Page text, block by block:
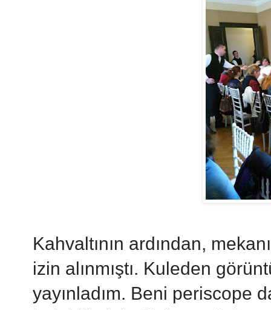
Kahvaltının ardından,
izin alınmıştı. Kuleden
yayınladım. Beni periscope